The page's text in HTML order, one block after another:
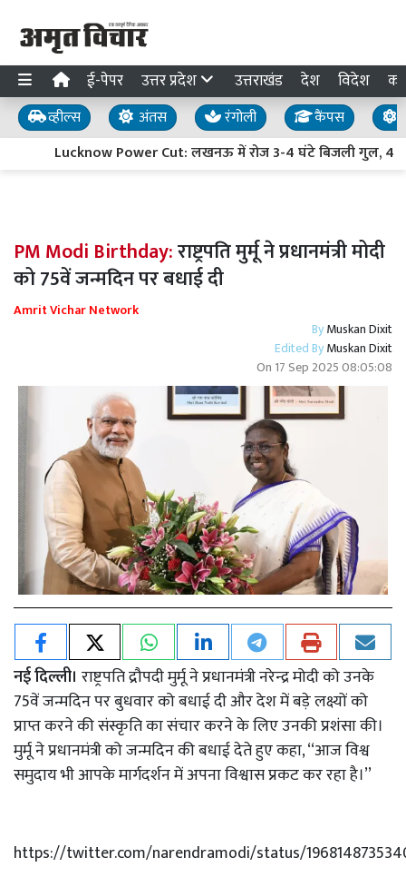
ई-पेपर उत्तर प्रदेश उत्तराखंड देश विदेश
व्हील्स अंतस रंगोली कैंपस
Lucknow Power Cut: लखनऊ में रोज 3-4 घंटे बिजली गुल, 4
PM Modi Birthday:राष्ट्रपति मुर्मू ने प्रधानमंत्री मोदी
को 75वें जन्मदिन पर बधाई दी
Amrit Vichar Network
ByMuskan Dixit
Edited ByMuskan Dixit
On 17 Sep 2025 08:05:08
नई दिल्ली। राष्ट्रपति द्रौपदी मुर्मू ने प्रधानमंत्री नरेन्द्र मोदी को उनके
75वें जन्मदिन पर बुधवार को बधाई दी और देश में बड़े लक्ष्यों को
प्राप्त करने की संस्कृति का संचार करने के लिए उनकी प्रशंसा की।
मुर्मू ने प्रधानमंत्री को जन्मदिन की बधाई देते हुए कहा, ‘‘आज विश्व
समुदाय भी आपके मार्गदर्शन में अपना विश्वास प्रकट कर रहा है।’’
https://twitter.com/narendramodi/status/